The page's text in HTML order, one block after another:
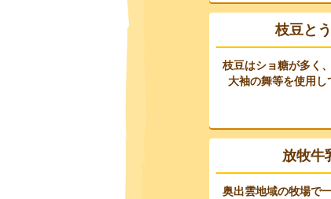
枝豆と
枝豆はショ糖が多く
大袖の舞等を使用し
放牧牛
奥出雲地域の牧場で